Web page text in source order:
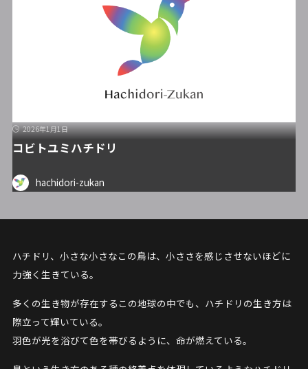
2026年1月1日
コビトユミハチドリ
hachidori-zukan
ハチドリ、小さな小さなこの鳥は、小ささを感じさせないほどに
力強く生きている。
多くの生き物が存在するこの地球の中でも、ハチドリの生き方は
際立って輝いている。
羽色が光を浴びて色を帯びるように、命が燃えている。